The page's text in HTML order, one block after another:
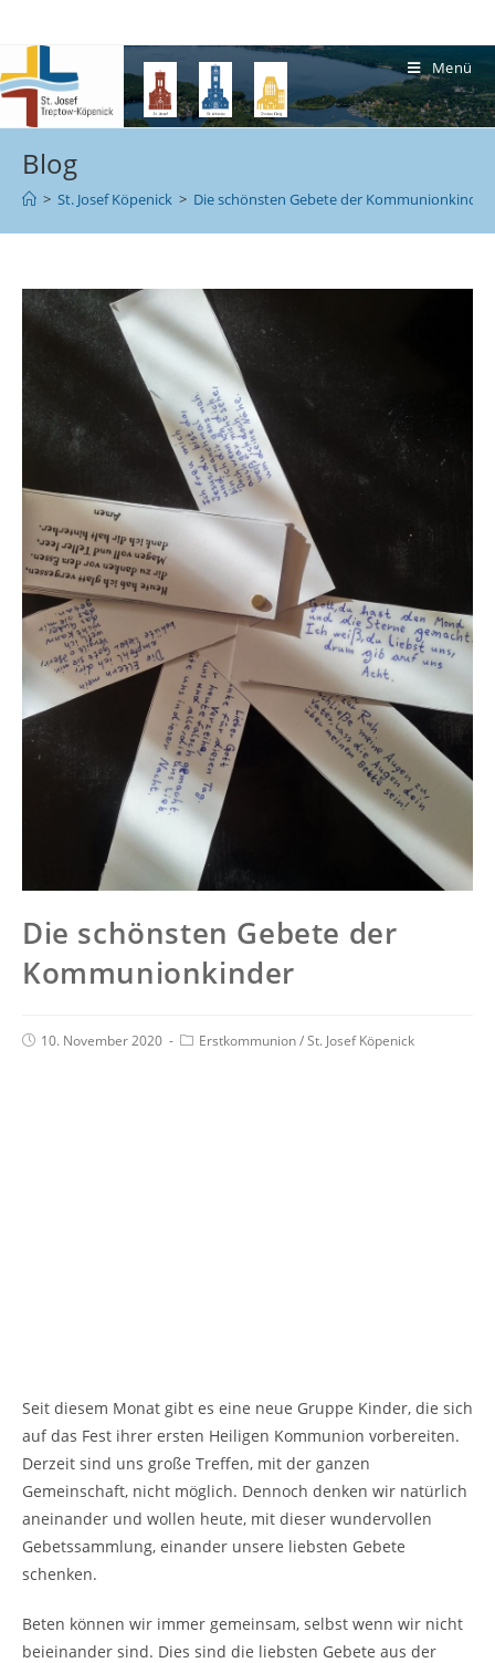
Menü
Blog
> St. Josef Köpenick > Die schönsten Gebete der Kommunionkinder
Die schönsten Gebete der
Kommunionkinder
10. November 2020 Erstkommunion/St. Josef Köpenick
Seit diesem Monat gibt es eine neue Gruppe Kinder, die sich
auf das Fest ihrer ersten Heiligen Kommunion vorbereiten.
Derzeit sind uns große Treffen, mit der ganzen
Gemeinschaft, nicht möglich. Dennoch denken wir natürlich
aneinander und wollen heute, mit dieser wundervollen
Gebetssammlung, einander unsere liebsten Gebete
schenken.
Beten können wir immer gemeinsam, selbst wenn wir nicht
beieinander sind. Dies sind die liebsten Gebete aus der